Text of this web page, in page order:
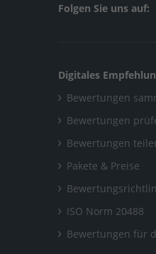
Folgen Sie uns auf:
Digitales
Bewertungen
Bewertungen
Bewertungen
Pakete & Preise
ISO Norm 20488
Bewertungen für